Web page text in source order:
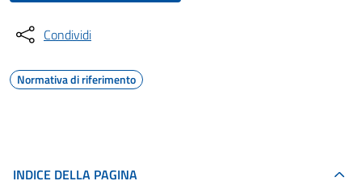
Condividi
Normativa di riferimento
INDICE DELLA PAGINA